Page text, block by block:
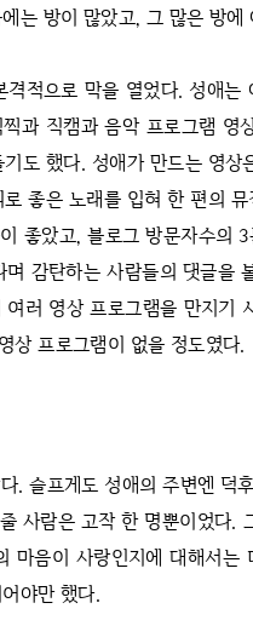
는 방이 많았고, 그 많은 방에
적으로 막을 열었다. 성애는
과 직캠과 음악 프로그램 영
도 했다. 성애가 만드는 영상
좋은 노래를 입혀 한 편의
좋았고, 블로그 방문자수의
감탄하는 사람들의 댓글을
러 영상 프로그램을 만지기
상 프로그램이 없을 정도였다.
. 슬프게도 성애의 주변엔 덕
사람은 고작 한 명뿐이었다.
마음이 사랑인지에 대해서는
야만 했다.